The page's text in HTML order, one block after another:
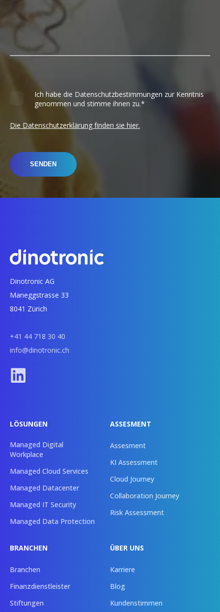
Ich habe die Datenschutzbestimmungen zur Kenntnis
genommen und stimme ihnen zu.*
Die Datenschutzerklärung finden sie hier.
Dinotronic AG
Maneggstrasse 33
8041 Zürich
+41 44 718 30 40
info@dinotronic.ch
LÖSUNGEN
Managed Digital
Workplace
Managed Cloud Services
Managed Datacenter
Managed IT Security
Managed Data Protection
ASSESMENT
Assesment
KI Assessment
Cloud Journey
Collaboration Journey
Risk Assessment
BRANCHEN
Branchen
Finanzdienstleister
Stiftungen
ÜBER UNS
Karriere
Blog
Kundenstimmen